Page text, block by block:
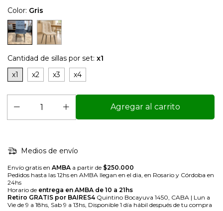
Color: Gris
Cantidad de sillas por set: x1
x1
x2 x3 x4
Medios de envío
Envío gratis en AMBA a partir de $250.000
Pedidos hasta las 12hs en AMBA llegan en el dia, en Rosario y Córdoba en
24hs
Horario de entrega en AMBA de 10 a 21hs
Retiro GRATIS por BAIRES4 Quintino Bocayuva 1450, CABA | Lun a
Vie de 9 a 18hs, Sab 9 a 13hs, Disponible 1 día hábil después de tu compra